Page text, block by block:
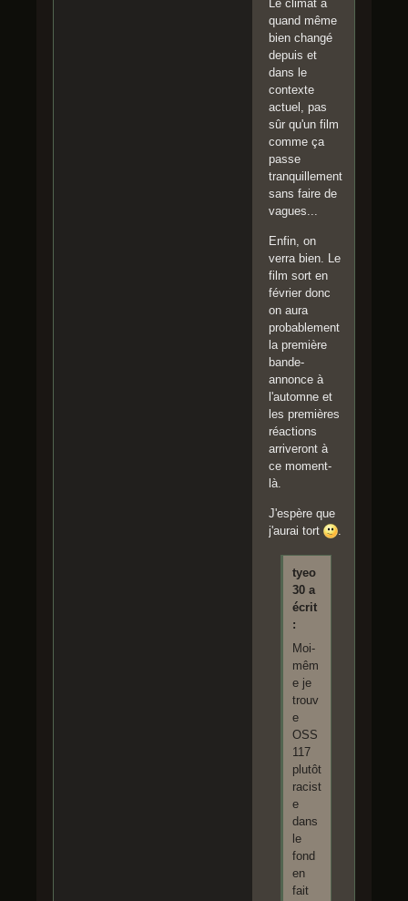
Le climat a
quand même
bien changé
depuis et
dans le
contexte
actuel, pas
sûr qu'un film
comme ça
passe
tranquillement
sans faire de
vagues...
Enfin, on
verra bien. Le
film sort en
février donc
on aura
probablement
la première
bande-
annonce à
l'automne et
les premières
réactions
arriveront à
ce moment-
là.
J'espère que
j'aurai tort
tyeo
30 a
écrit
:
Moi-
mêm
e je
trouv
e
OSS
117
plutôt
racist
e
dans
le
fond
en
fait